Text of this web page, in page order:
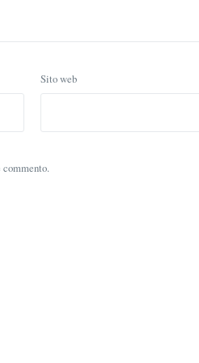
Sito web